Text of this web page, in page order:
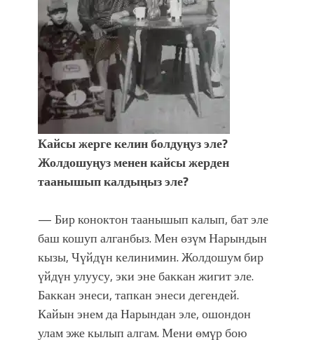
Кайсы жерге келин болдуңуз эле?
Жолдошуңуз менен кайсы жерден
таанышып калдыңыз эле?
— Бир коноктон таанышып калып, бат эле
баш кошуп алганбыз. Мен өзүм Нарындын
кызы, Чүйдүн келинимин. Жолдошум бир
үйдүн улуусу, эки эне баккан жигит эле.
Баккан энеси, тапкан энеси дегендей.
Кайын энем да Нарындан эле, ошондон
улам эже кылып алгам. Мени өмүр бою